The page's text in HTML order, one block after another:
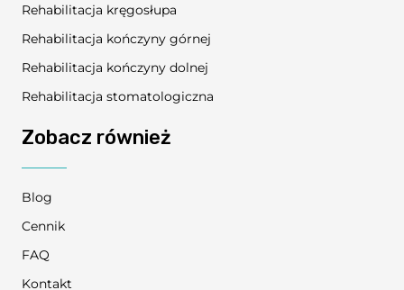
Rehabilitacja kręgosłupa
Rehabilitacja kończyny górnej
Rehabilitacja kończyny dolnej
Rehabilitacja stomatologiczna
Zobacz również
Blog
Cennik
FAQ
Kontakt